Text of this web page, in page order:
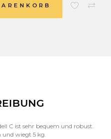
C ist sehr bequem und robust.
und wiegt 5 kg.